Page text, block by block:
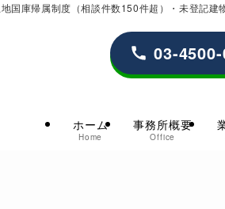
地国庫帰属制度（相談件数150件超）・未登記
ホーム
Home
事務所概要
Office
03-